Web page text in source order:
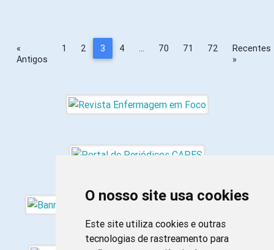
O nosso site usa cookies
Este site utiliza cookies e outras
tecnologias de rastreamento para
«
Antigos
1 2 3 4 … 70 71 72
Recentes
»